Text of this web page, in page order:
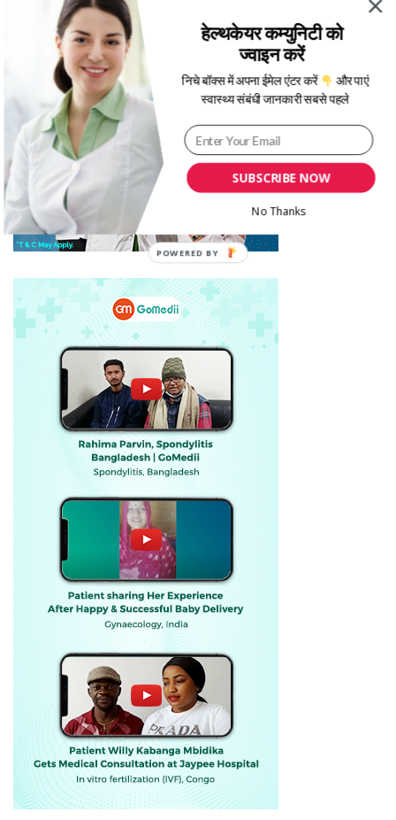
SUBSCRIBE NOW
हेल्थकेयर कम्युनिटी को
ज्वाइन करें
निचे बॉक्स में अपना ईमेल एंटर करें
और पाएं
स्वास्थ्य संबंधी जानकारी सबसे पहले
No Thanks
POWERED BY